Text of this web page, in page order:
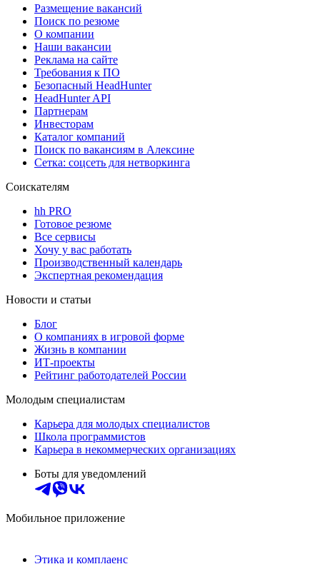
Размещение вакансий
Поиск по резюме
О компании
Наши вакансии
Реклама на сайте
Требования к ПО
Безопасный HeadHunter
HeadHunter API
Партнерам
Инвесторам
Каталог компаний
Поиск по вакансиям в Алексине
Сетка: соцсеть для нетворкинга
Соискателям
hh PRO
Готовое резюме
Все сервисы
Хочу у вас работать
Производственный календарь
Экспертная рекомендация
Новости и статьи
Блог
О компаниях в игровой форме
Жизнь в компании
ИТ-проекты
Рейтинг работодателей России
Молодым специалистам
Карьера для молодых специалистов
Школа программистов
Карьера в некоммерческих организациях
Боты для уведомлений
Мобильное приложение
Этика и комплаенс